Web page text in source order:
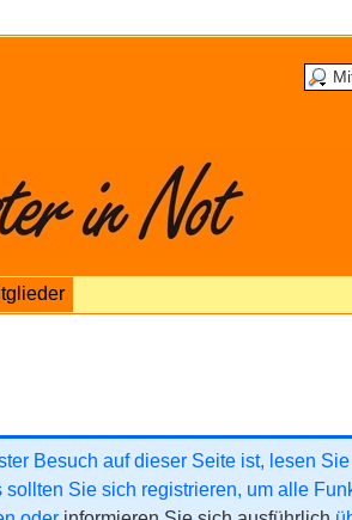
Besuch auf dieser Seite ist, lesen
Sie sich registrieren, um alle